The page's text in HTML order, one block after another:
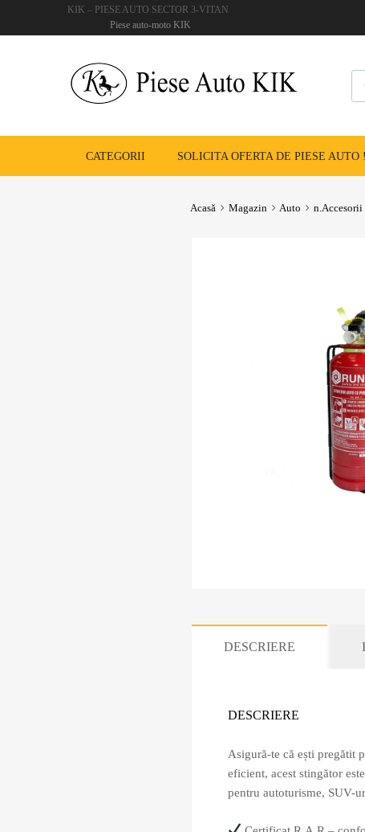
KIK – PIESE AUTO SECTOR 3-VITAN
Piese auto-moto KIK
CATEGORII SOLICITA OFERTA DE PIESE AUTO !
Acasă Magazin Auto n.Accesorii
DESCRIERE
DESCRIERE
Asigură-te că ești pregătit
eficient, acest stingător
pentru autoturisme, SUV-